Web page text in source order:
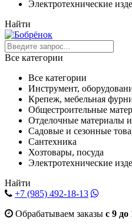
Электротехнические
Найти
Все категории
Все категории
Инструмент,
Крепеж, мебельная
Общестроительные
Отделочные материалы
Садовые и сезонные
Сантехника
Хозтовары, посуда
Электротехнические
Найти
+7 (985) 492-18-13
Обрабатываем заказы с 9 до